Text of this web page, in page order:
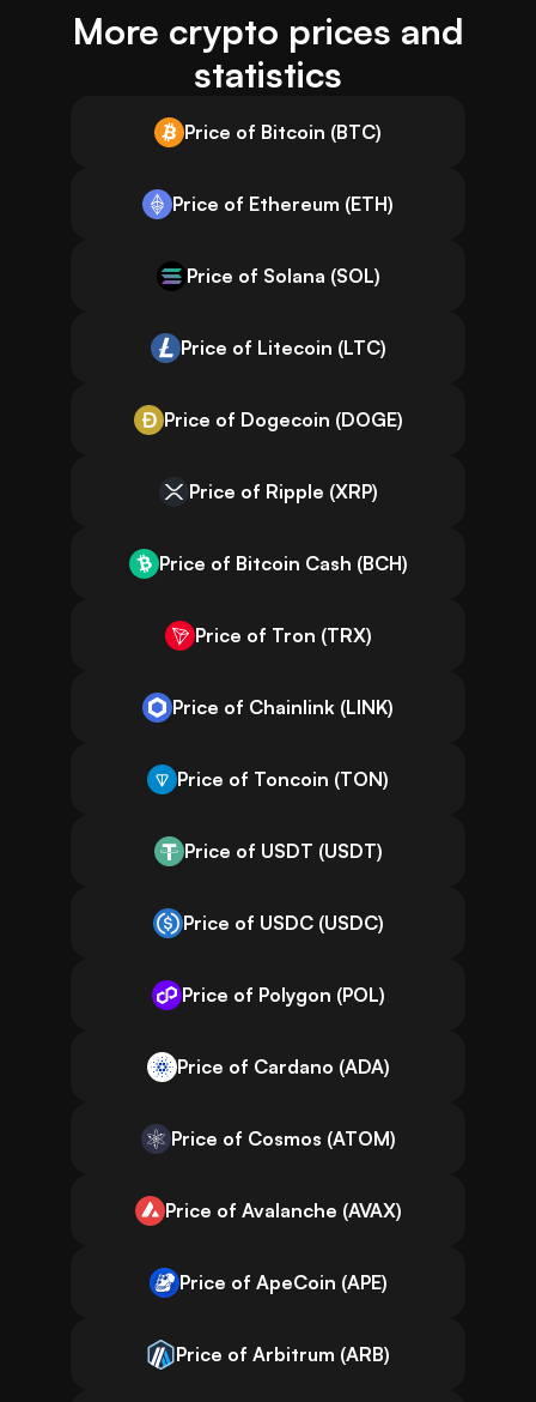
More crypto prices and
statistics
Price of Bitcoin (BTC)
Price of Ethereum (ETH)
Price of Solana (SOL)
Price of Litecoin (LTC)
Price of Dogecoin (DOGE)
Price of Ripple (XRP)
Price of Bitcoin Cash (BCH)
Price of Tron (TRX)
Price of Chainlink (LINK)
Price of Toncoin (TON)
Price of USDT (USDT)
Price of USDC (USDC)
Price of Polygon (POL)
Price of Cardano (ADA)
Price of Cosmos (ATOM)
Price of Avalanche (AVAX)
Price of ApeCoin (APE)
Price of Arbitrum (ARB)